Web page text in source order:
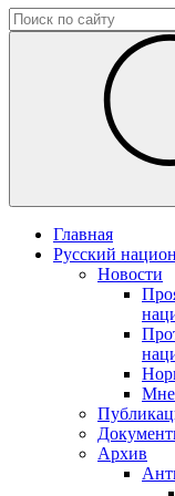
Главная
Русский
Новости
Архив